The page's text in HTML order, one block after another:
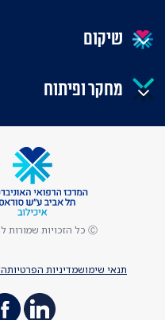
שיקום
מחקר ופיתוח
תנאי שימושמדיניות הפרטיות
Ⓒ כל הזכויות שמורות לאיכילוב